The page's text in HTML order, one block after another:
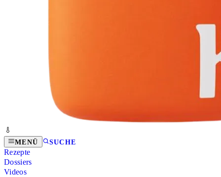
MENÜ SUCHE
Rezepte
Dossiers
Videos